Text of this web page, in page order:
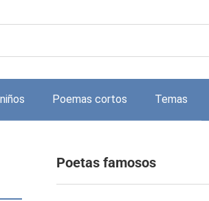
Poemas cortos Temas
Poetas famosos